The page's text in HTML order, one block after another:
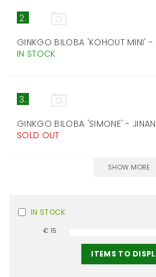
2.
GINKGO BILOBA 'KOHOUT MINI' -
IN STOCK
3.
GINKGO BILOBA 'SIMONE' -
SOLD OUT
SHOW MORE
IN STOCK
€ 15
ITEMS TO